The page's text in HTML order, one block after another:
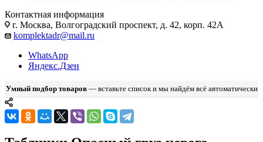
Контактная информация
г. Москва, Волгоградский проспект, д. 42, корп. 42А
komplektadr@mail.ru
WhatsApp
Яндекс.Дзен
Умный подбор товаров— вставьте список и мы найдём всё автоматически